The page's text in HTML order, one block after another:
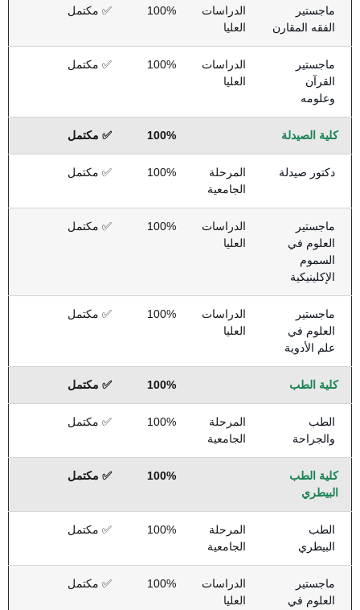
ماجستير
الفقه المقارن
الدراسات
العليا
100% ✅ مكتمل
ماجستير
القرآن
وعلومه
الدراسات
العليا
100% ✅ مكتمل
كلية الصيدلة 100% ✅ مكتمل
دكتور صيدلة
المرحلة
الجامعية
100% ✅ مكتمل
ماجستير
العلوم في
السموم
الإكلينيكية
الدراسات
العليا
100% ✅ مكتمل
ماجستير
العلوم في
علم الأدوية
الدراسات
العليا
100% ✅ مكتمل
كلية الطب 100% ✅ مكتمل
الطب
والجراحة
المرحلة
الجامعية
100% ✅ مكتمل
كلية الطب
البيطري
100% ✅ مكتمل
الطب
البيطري
المرحلة
الجامعية
100% ✅ مكتمل
ماجستير
العلوم في
الدراسات
العليا
100% ✅ مكتمل